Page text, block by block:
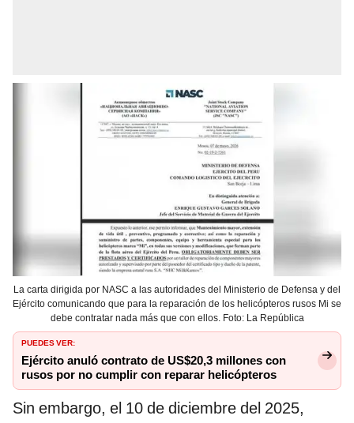
La carta dirigida por NASC a las autoridades del Ministerio de Defensa y del
Ejército comunicando que para la reparación de los helicópteros rusos Mi se
debe contratar nada más que con ellos. Foto: La República
PUEDES VER:
Ejército anuló contrato de US$20,3 millones con
rusos por no cumplir con reparar helicópteros
Sin embargo, el 10 de diciembre del 2025,